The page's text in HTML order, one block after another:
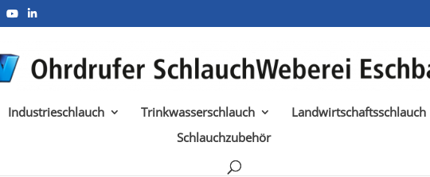
Industrieschlauch Trinkwasserschlauch Landwirtschaftsschlauch
Schlauchzubehör